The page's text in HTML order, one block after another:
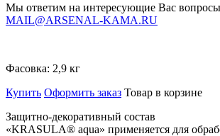
Мы ответим на интересующие Вас
MAIL@ARSENAL-KAMA.RU
Фасовка: 2,9 кг
Купить Оформить заказ Товар в корзине
Защитно-декоративный состав
«KRASULA® aqua» применяется для